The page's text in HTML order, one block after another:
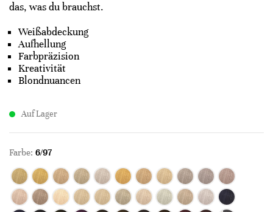
das, was du brauchst.
Weißabdeckung
Aufhellung
Farbpräzision
Kreativität
Blondnuancen
Auf Lager
Farbe: 6/97